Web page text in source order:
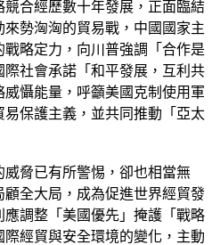
合經歷數十年發展，正面臨結
勢洶洶的貿易戰，中國國家主
略定力，向川普強調「合作是
社會承諾「和平發展，互利共
懾能量，呼籲美國克制使用軍
保護主義，並共同推動「亞太
脅已有所警惕，卻也相當無
全大局，成為促進世界經貿發
調整「美國優先」掩護「戰略
經貿與安全環境的變化，主動